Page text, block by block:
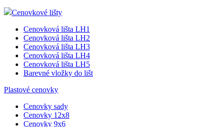
Cenovkové lišty
Cenovková lišta LH1
Cenovková lišta LH2
Cenovková lišta LH3
Cenovková lišta LH4
Cenovková lišta LH5
Barevné vložky do lišt